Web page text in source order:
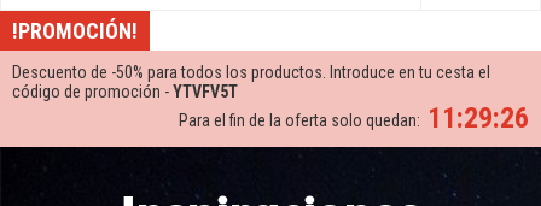
!PROMOCIÓN!
Descuento de -50% para todos los productos. Introduce en tu cesta el
código de promoción -YTVFV5T
11:29:25
Para el fin de la oferta solo quedan: